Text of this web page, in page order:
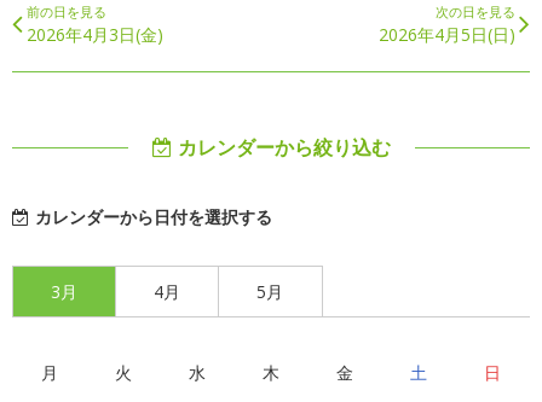
前の日を見る
2026年4月3日(金)
次の日を見る
2026年4月5日(日)
カレンダーから絞り込む
カレンダーから日付を選択する
3月 4月 5月
月 火 水 木 金 土 日